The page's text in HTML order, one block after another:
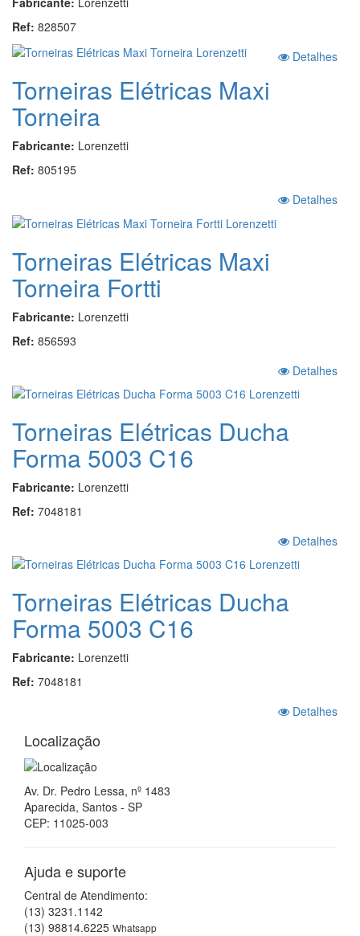
Ref: 828507
Detalhes
Torneiras Elétricas Maxi
Torneira
Fabricante: Lorenzetti
Ref: 805195
Detalhes
Torneiras Elétricas Maxi
Torneira Fortti
Fabricante: Lorenzetti
Ref: 856593
Detalhes
Torneiras Elétricas Ducha
Forma 5003 C16
Fabricante: Lorenzetti
Ref: 7048181
Detalhes
Torneiras Elétricas Ducha
Forma 5003 C16
Fabricante: Lorenzetti
Ref: 7048181
Detalhes
Localização
Av. Dr. Pedro Lessa, nº 1483
Aparecida, Santos - SP
CEP: 11025-003
Ajuda e suporte
Central de Atendimento:
(13) 3231.1142
(13) 98814.6225 Whatsapp